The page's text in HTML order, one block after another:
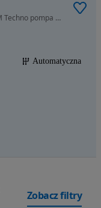
218 KM • Renault Megane E-Tech EV60 220 KM Techno pompa ciepła ASO bezwypadkowy
Automatyczna
Zobacz filtry